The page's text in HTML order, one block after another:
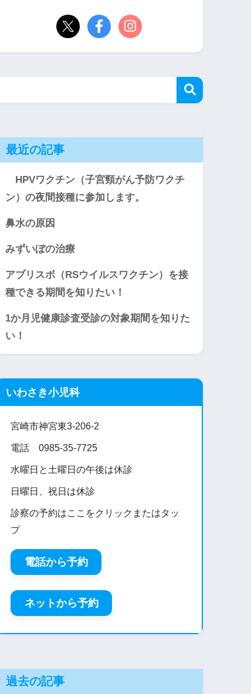
最近の記事
HPVワクチン（子宮頸がん予防ワクチ
ン）の夜間接種に参加します。
鼻水の原因
みずいぼの治療
アブリスボ（RSウイルスワクチン）を接
種できる期間を知りたい！
1か月児健康診査受診の対象期間を知りた
い！
いわさき小児科
宮崎市神宮東3-206-2
電話 0985-35-7725
水曜日と土曜日の午後は休診
日曜日、祝日は休診
診察の予約はここをクリックまたはタッ
プ
電話から予約
ネットから予約
過去の記事